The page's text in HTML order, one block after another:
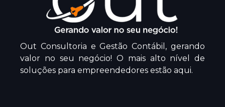
Out Consultoria e Gestão Contábil, gerando
valor no seu negócio! O mais alto nível de
soluções para empreendedores estão aqui.